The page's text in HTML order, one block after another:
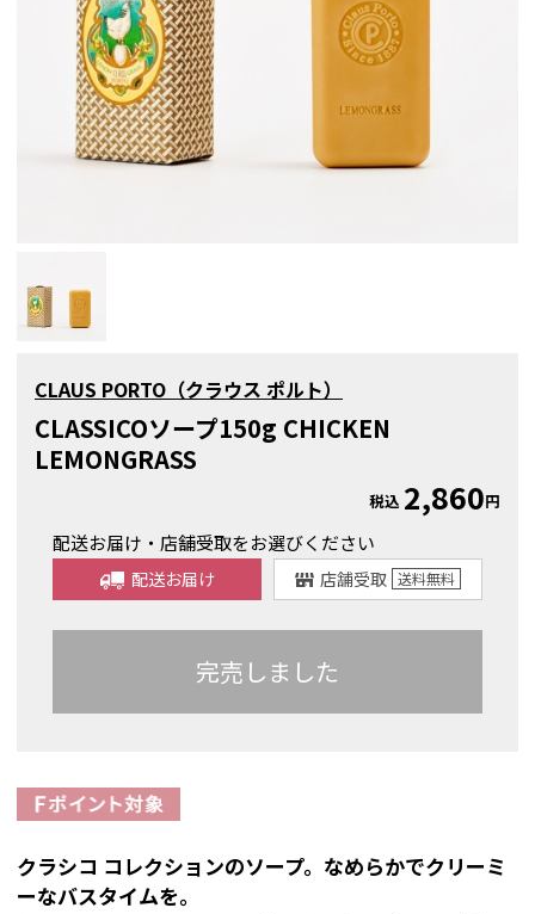
CLAUS PORTO（クラウス ポルト）
CLASSICOソープ150g CHICKEN
LEMONGRASS
税込 2,860円
配送お届け・店舗受取をお選びください
配送お届け 店舗受取 送料無料
完売しました
クラシコ コレクションのソープ。なめらかでクリーミ
ーなバスタイムを。